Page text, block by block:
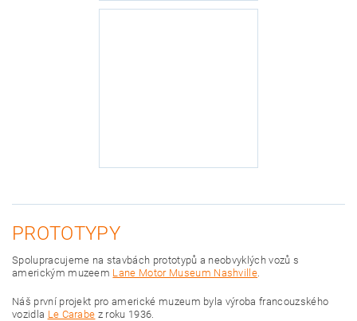
PROTOTYPY
Spolupracujeme na stavbách prototypů a neobvyklých vozů s
americkým muzeem Lane Motor Museum Nashville.
Náš první projekt pro americké muzeum byla výroba francouzského
vozidla Le Carabe z roku 1936.